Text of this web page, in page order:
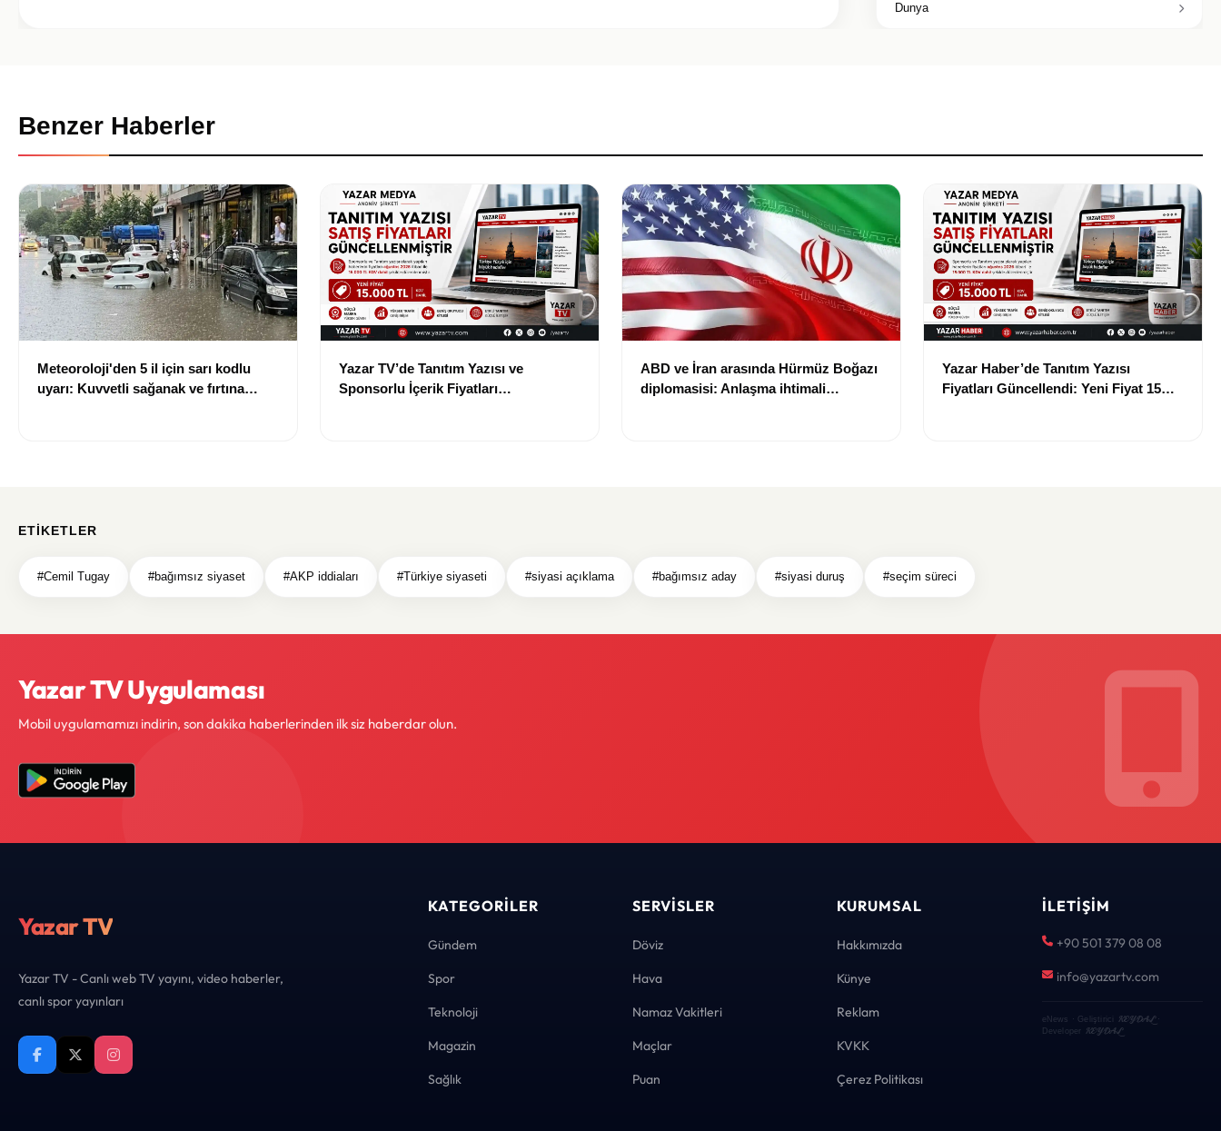
Dunya
Benzer Haberler
Meteoroloji'den 5 il için sarı kodlu
uyarı: Kuvvetli sağanak ve fırtına
Yazar TV’de Tanıtım Yazısı ve
Sponsorlu İçerik Fiyatları
ABD ve İran arasında Hürmüz Boğazı
diplomasisi: Anlaşma ihtimali
Yazar Haber’de Tanıtım Yazısı
Fiyatları Güncellendi: Yeni Fiyat 15
ETIKETLER
#Cemil Tugay #bağımsız siyaset #AKP iddiaları #Türkiye siyaseti #siyasi açıklama #bağımsız aday #siyasi duruş #seçim süreci
Yazar TV Uygulaması
Mobil uygulamamızı indirin, son dakika haberlerinden ilk siz haberdar olun.
Yazar TV
Yazar TV - Canlı web TV yayını, video haberler,
canlı spor yayınları
KATEGORILER
Gündem
Spor
Teknoloji
Magazin
Sağlık
SERVISLER
Döviz
Hava
Namaz Vakitleri
Maçlar
Puan
KURUMSAL
Hakkımızda
Künye
Reklam
KVKK
Çerez Politikası
İLETIŞIM
+90 501 379 08 08
info@yazartv.com
eNews · Geliştirici KEYDAL·
Developer KEYDAL